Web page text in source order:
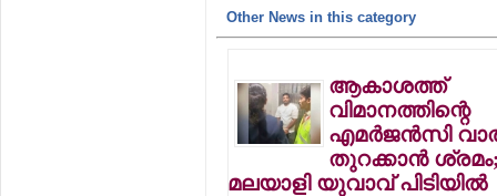
Other News in this category
ആകാശത്ത്
വിമാനത്തിന്റെ
എമര്‍ജന്‍സി
തുറക്കാന്‍
മലയാളി യുവാവ് പിടിയില്‍